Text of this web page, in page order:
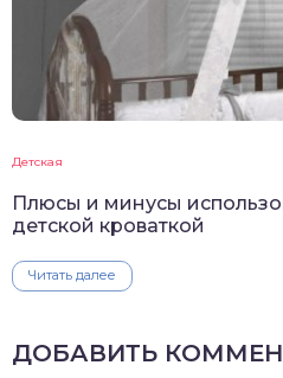
Детская
Плюсы и минусы
детской кроваткой
Читать далее
ДОБАВИТЬ